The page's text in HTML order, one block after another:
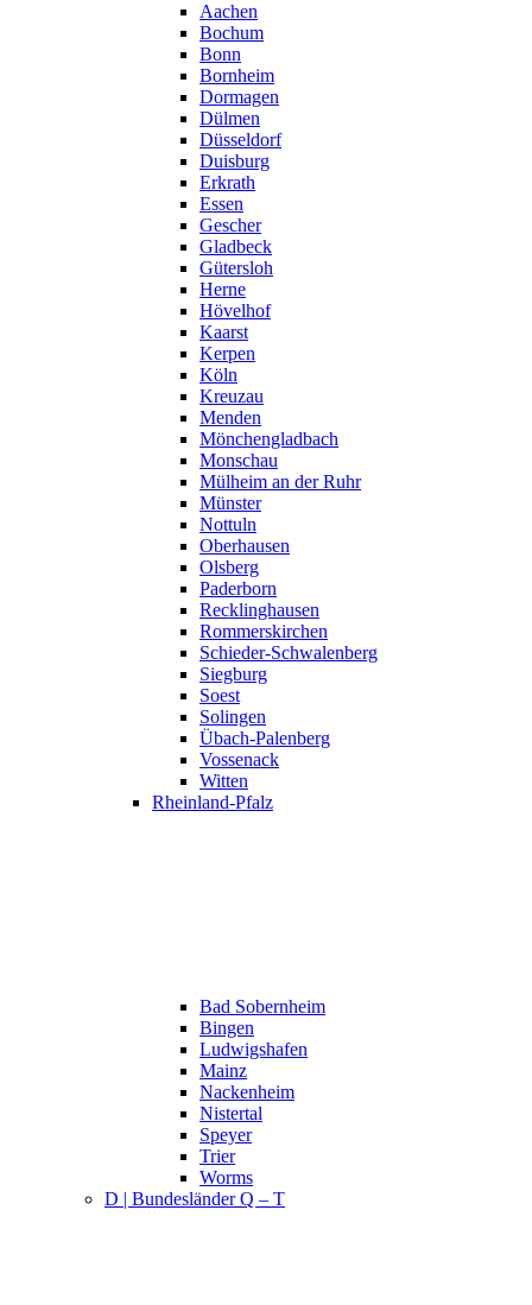
Aachen
Bochum
Bonn
Bornheim
Dormagen
Dülmen
Düsseldorf
Duisburg
Erkrath
Essen
Gescher
Gladbeck
Gütersloh
Herne
Hövelhof
Kaarst
Kerpen
Köln
Kreuzau
Menden
Mönchengladbach
Monschau
Mülheim an der Ruhr
Münster
Nottuln
Oberhausen
Olsberg
Paderborn
Recklinghausen
Rommerskirchen
Schieder-Schwalenberg
Siegburg
Soest
Solingen
Übach-Palenberg
Vossenack
Witten
Rheinland-Pfalz
Bad Sobernheim
Bingen
Ludwigshafen
Mainz
Nackenheim
Nistertal
Speyer
Trier
Worms
D | Bundesländer Q – T